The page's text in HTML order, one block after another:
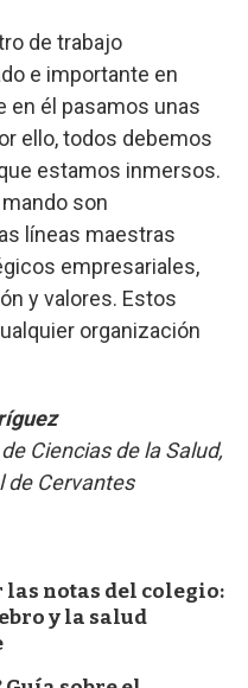
de trabajo
e importante en
en él pasamos unas
ello, todos debemos
estamos inmersos.
son
líneas maestras
empresariales,
y valores. Estos
organización
Ciencias de la Salud,
de Cervantes
notas del colegio:
y la salud